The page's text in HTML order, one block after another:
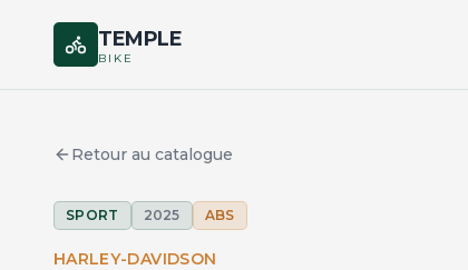
TEMPLE
BIKE
Retour au catalogue
SPORT 2025 ABS
HARLEY-DAVIDSON